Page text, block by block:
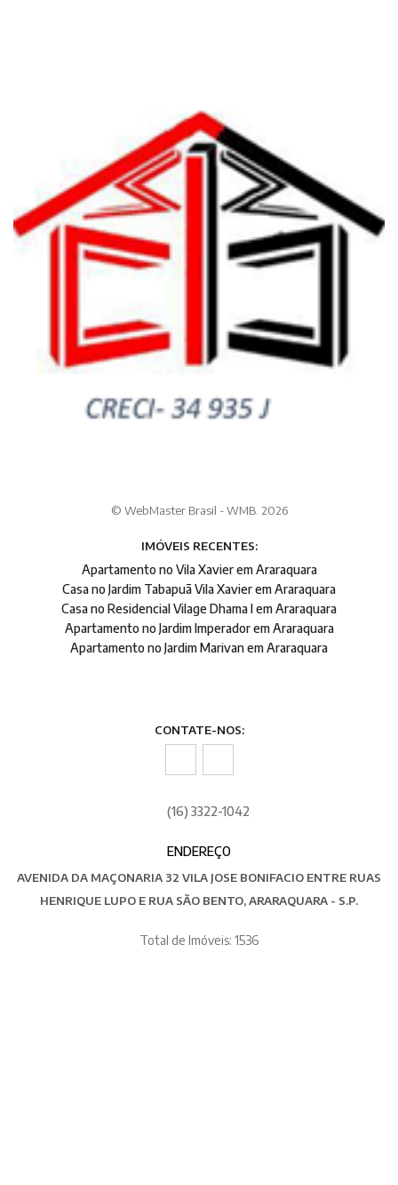
© WebMaster Brasil - WMB. 2026
IMÓVEIS RECENTES:
Apartamento no Vila Xavier em Araraquara
Casa no Jardim Tabapuã Vila Xavier em Araraquara
Casa no Residencial Vilage Dhama I em Araraquara
Apartamento no Jardim Imperador em Araraquara
Apartamento no Jardim Marivan em Araraquara
CONTATE-NOS:
(16) 3322-1042
ENDEREÇO
AVENIDA DA MAÇONARIA 32 VILA JOSE BONIFACIO ENTRE RUAS
HENRIQUE LUPO E RUA SÃO BENTO, ARARAQUARA - S.P.
Total de Imóveis: 1536